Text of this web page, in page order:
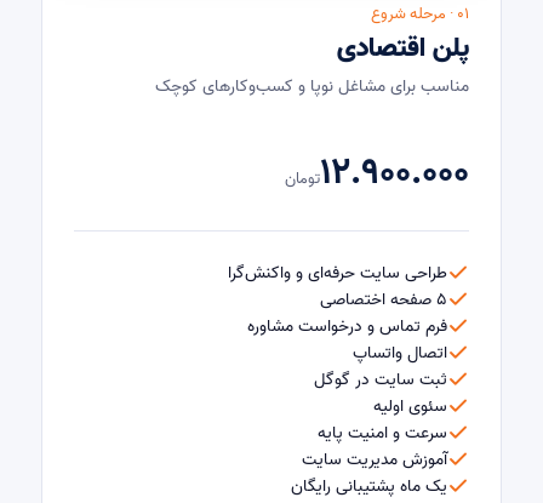
۰۱ · مرحله شروع
پلن اقتصادی
مناسب برای مشاغل نوپا و کسب‌وکارهای کوچک
۱۲.۹۰۰.۰۰۰تومان
طراحی سایت حرفه‌ای و واکنش‌گرا
۵ صفحه اختصاصی
فرم تماس و درخواست مشاوره
اتصال واتساپ
ثبت سایت در گوگل
سئوی اولیه
سرعت و امنیت پایه
آموزش مدیریت سایت
یک ماه پشتیبانی رایگان